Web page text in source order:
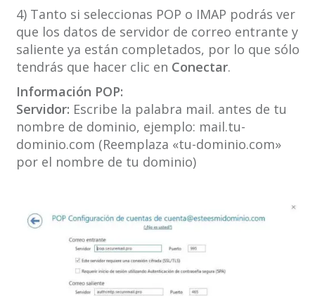
4) Tanto si seleccionas POP o IMAP podrás ver
que los datos de servidor de correo entrante y
saliente ya están completados, por lo que sólo
tendrás que hacer clic en Conectar.
Información POP:
Servidor: Escribe la palabra mail. antes de tu
nombre de dominio, ejemplo: mail.tu-
dominio.com (Reemplaza «tu-dominio.com»
por el nombre de tu dominio)